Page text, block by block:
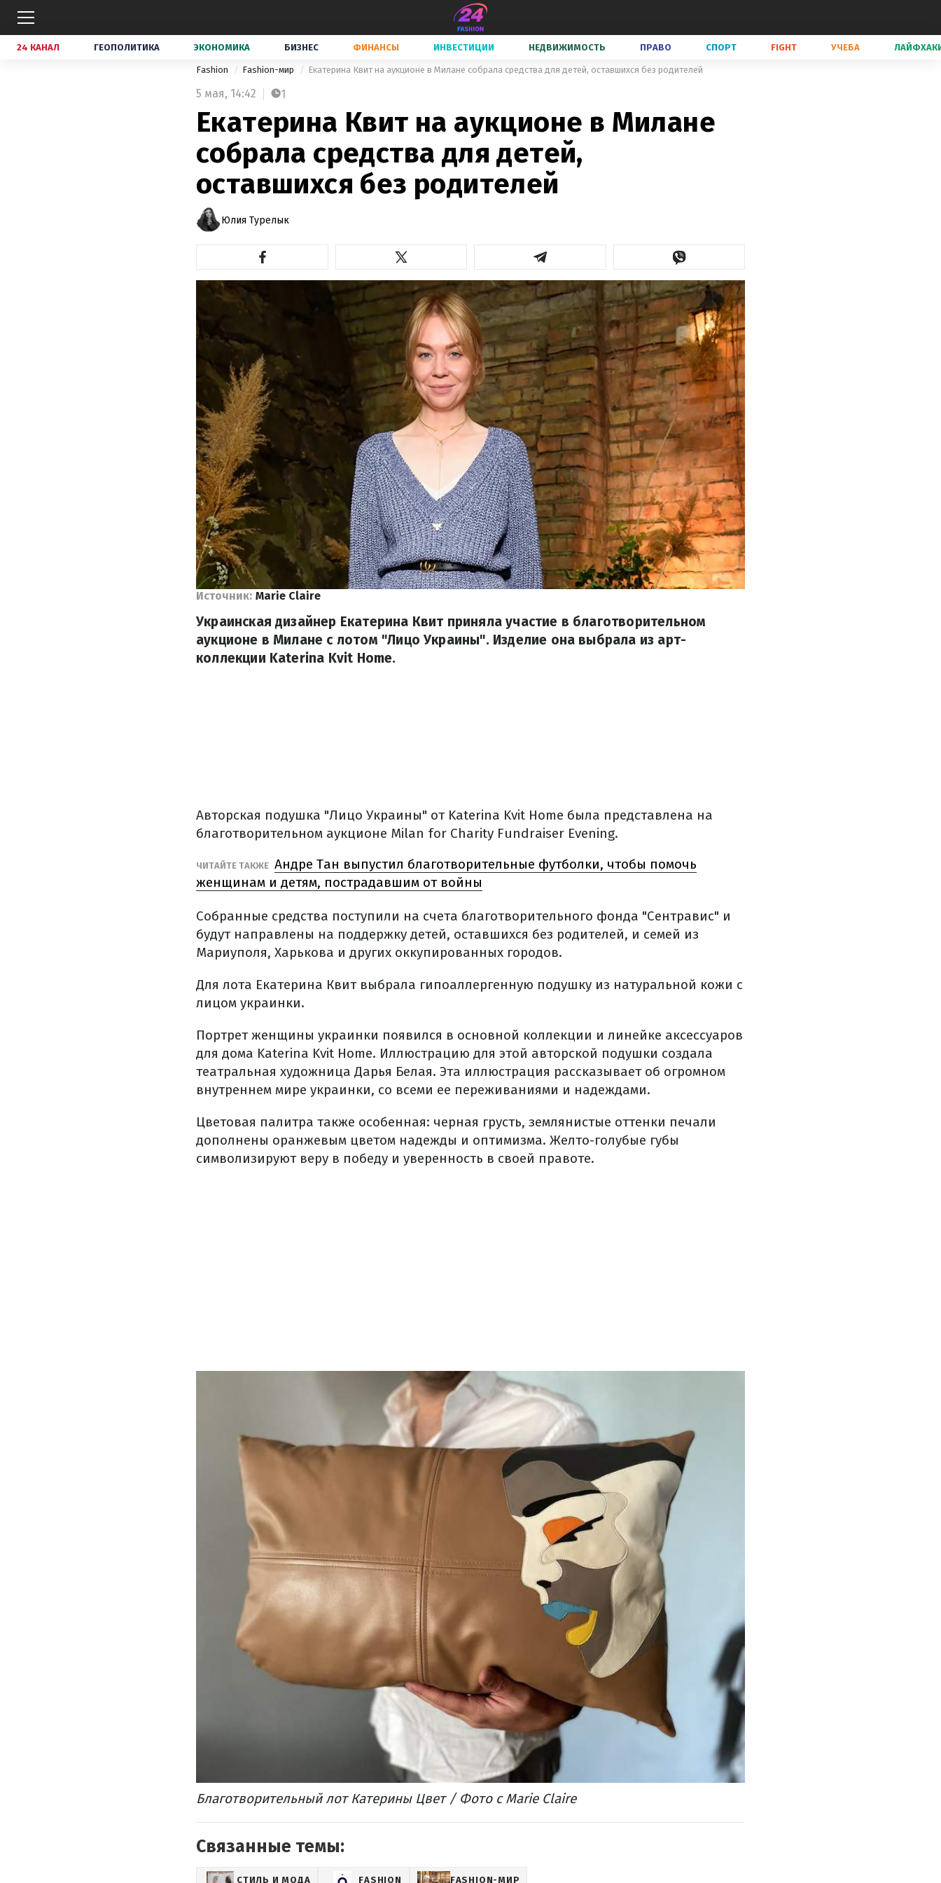
24 КАНАЛ ГЕОПОЛИТИКА ЭКОНОМИКА БИЗНЕС ФИНАНСЫ ИНВЕСТИЦИИ НЕДВИЖИМОСТЬ ПРАВО СПОРТ FIGHT УЧЕБА
Fashion Fashion-мир Екатерина Квит на аукционе в Милане собрала средства для детей, оставшихся без родителей
5 мая, 14:42 1
Екатерина Квит на аукционе в Милане
собрала средства для детей,
оставшихся без родителей
Юлия Турелык
Источник: Marie Claire
Украинская дизайнер Екатерина Квит приняла участие в благотворительном
аукционе в Милане с лотом "Лицо Украины". Изделие она выбрала из арт-
коллекции Katerina Kvit Home.
Авторская подушка "Лицо Украины" от Katerina Kvit Home была представлена на
благотворительном аукционе Milan for Charity Fundraiser Evening.
ЧИТАЙТЕ ТАКЖЕ Андре Тан выпустил благотворительные футболки, чтобы помочь
женщинам и детям, пострадавшим от войны
Собранные средства поступили на счета благотворительного фонда "Сентравис" и
будут направлены на поддержку детей, оставшихся без родителей, и семей из
Мариуполя, Харькова и других оккупированных городов.
Для лота Екатерина Квит выбрала гипоаллергенную подушку из натуральной кожи с
лицом украинки.
Портрет женщины украинки появился в основной коллекции и линейке аксессуаров
для дома Katerina Kvit Home. Иллюстрацию для этой авторской подушки создала
театральная художница Дарья Белая. Эта иллюстрация рассказывает об огромном
внутреннем мире украинки, со всеми ее переживаниями и надеждами.
Цветовая палитра также особенная: черная грусть, землянистые оттенки печали
дополнены оранжевым цветом надежды и оптимизма. Желто-голубые губы
символизируют веру в победу и уверенность в своей правоте.
Благотворительный лот Катерины Цвет / Фото с Marie Claire
Связанные темы:
СТИЛЬ И МОДА FASHION FASHION-МИР